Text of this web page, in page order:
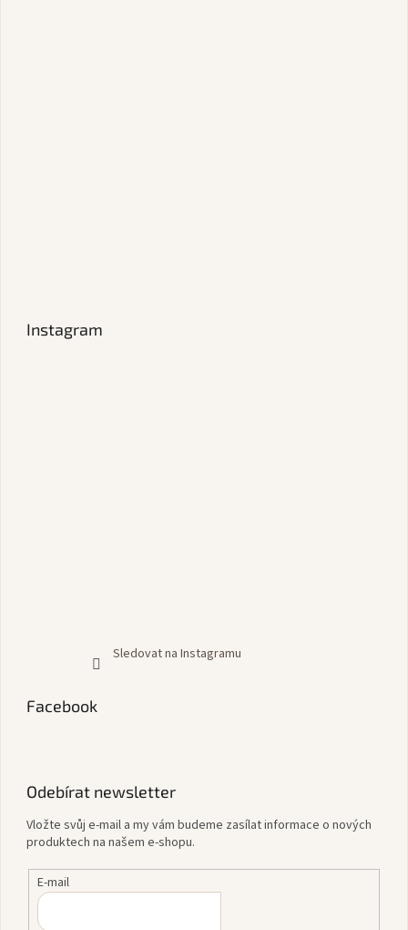
Instagram
Sledovat na Instagramu
Facebook
Odebírat newsletter
Vložte svůj e-mail a my vám budeme zasílat informace o nových
produktech na našem e-shopu.
E-mail